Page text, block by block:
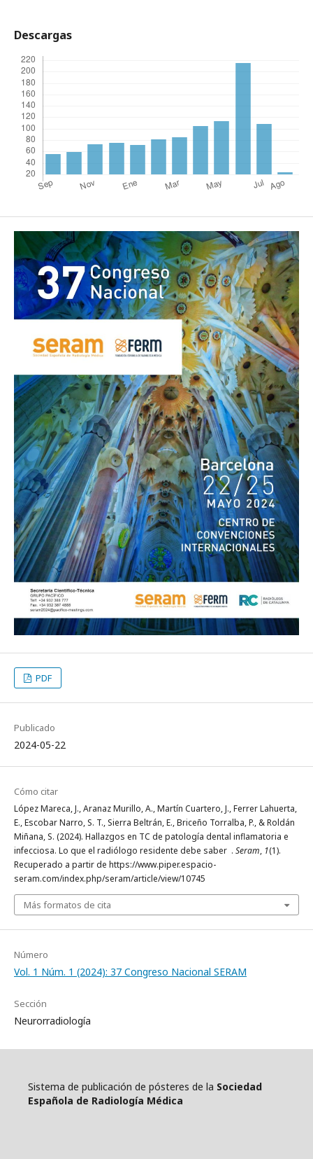
Descargas
PDF
Publicado
2024-05-22
Cómo citar
López Mareca, J., Aranaz Murillo, A., Martín Cuartero, J., Ferrer Lahuerta,
E., Escobar Narro, S. T., Sierra Beltrán, E., Briceño Torralba, P., & Roldán
Miñana, S. (2024). Hallazgos en TC de patología dental inflamatoria e
infecciosa. Lo que el radiólogo residente debe saber . Seram, 1(1).
Recuperado a partir de https://www.piper.espacio-
seram.com/index.php/seram/article/view/10745
Más formatos de cita
Número
Vol. 1 Núm. 1 (2024): 37 Congreso Nacional SERAM
Sección
Neurorradiología
Sistema de publicación de pósteres de la Sociedad
Española de Radiología Médica